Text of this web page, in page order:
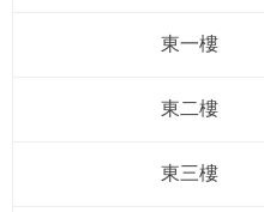
東一樓
東二樓
東三樓